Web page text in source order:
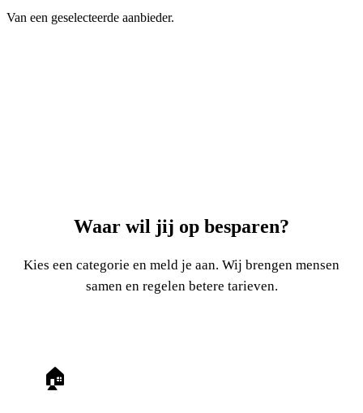
Van een geselecteerde aanbieder.
Waar wil jij op besparen?
Kies een categorie en meld je aan. Wij brengen mensen
samen en regelen betere tarieven.
🏠